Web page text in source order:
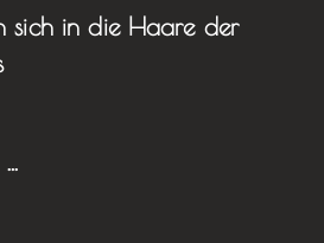
sich in die Haare der